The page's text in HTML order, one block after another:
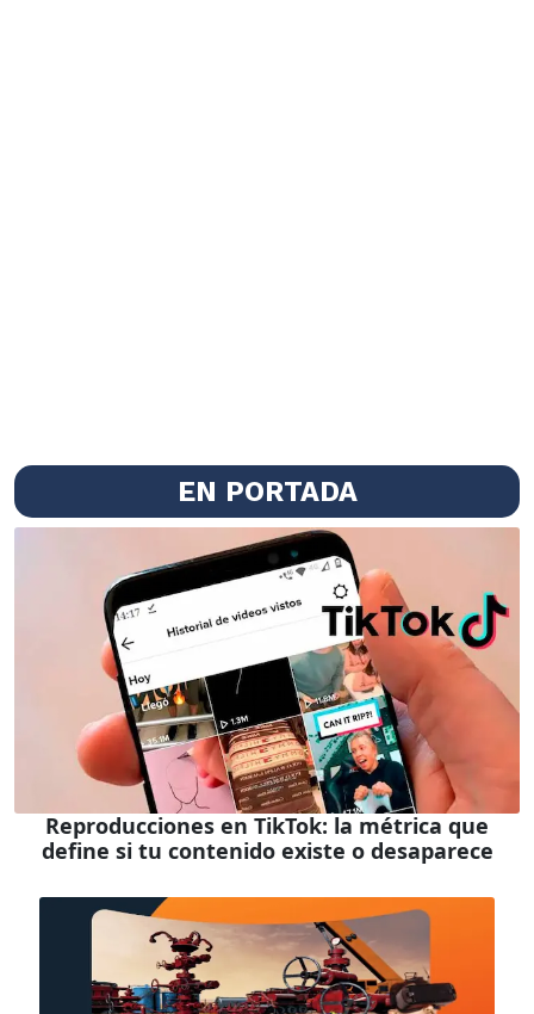
EN PORTADA
Reproducciones en TikTok: la métrica que
define si tu contenido existe o desaparece